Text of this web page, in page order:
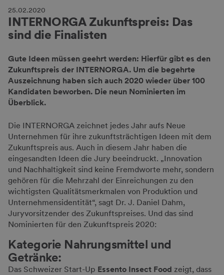
25.02.2020
INTERNORGA Zukunftspreis: Das
sind die Finalisten
Gute Ideen müssen geehrt werden: Hierfür gibt es den
Zukunftspreis der INTERNORGA. Um die begehrte
Auszeichnung haben sich auch 2020 wieder über 100
Kandidaten beworben. Die neun Nominierten im
Überblick.
Die INTERNORGA zeichnet jedes Jahr aufs Neue
Unternehmen für ihre zukunftsträchtigen Ideen mit dem
Zukunftspreis aus. Auch in diesem Jahr haben die
eingesandten Ideen die Jury beeindruckt. „Innovation
und Nachhaltigkeit sind keine Fremdworte mehr, sondern
gehören für die Mehrzahl der Einreichungen zu den
wichtigsten Qualitätsmerkmalen von Produktion und
Unternehmensidentität“, sagt Dr. J. Daniel Dahm,
Juryvorsitzender des Zukunftspreises. Und das sind
Nominierten für den Zukunftspreis 2020:
Kategorie Nahrungsmittel und
Getränke:
Das Schweizer Start-Up Essento Insect Food zeigt, dass